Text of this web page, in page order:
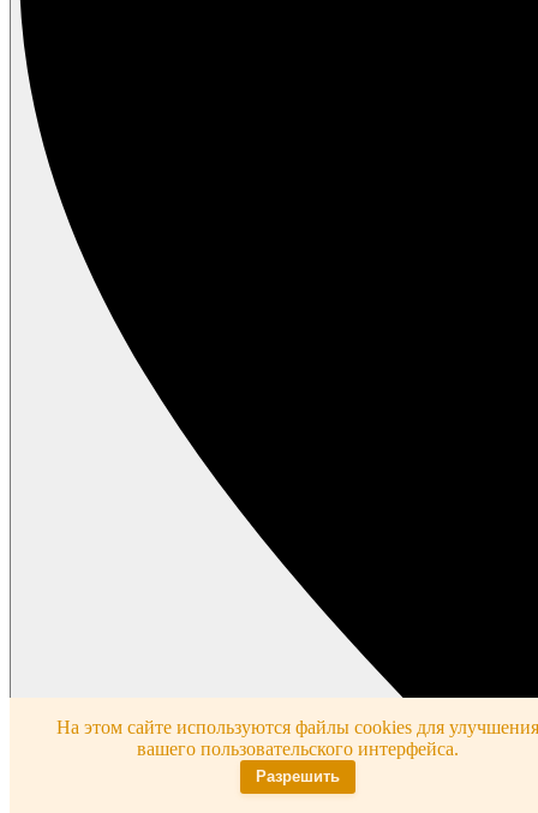
На этом сайте используются файлы cookies для улучшения
вашего пользовательского интерфейса.
Разрешить